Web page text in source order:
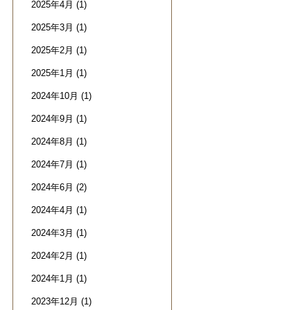
2025年4月 (1)
2025年3月 (1)
2025年2月 (1)
2025年1月 (1)
2024年10月 (1)
2024年9月 (1)
2024年8月 (1)
2024年7月 (1)
2024年6月 (2)
2024年4月 (1)
2024年3月 (1)
2024年2月 (1)
2024年1月 (1)
2023年12月 (1)